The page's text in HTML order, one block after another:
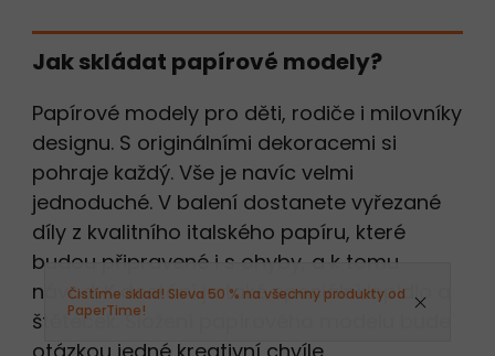
Čistíme sklad! Sleva 50 % na všechny produkty od
PaperTime!
Jak skládat papírové modely?
Papírové modely pro děti, rodiče i milovníky
designu. S originálními dekoracemi si
pohraje každý. Vše je navíc velmi
jednoduché. V balení dostanete vyřezané
díly z kvalitního italského papíru, které
budou připravené i s ohyby, a k tomu
návod. K dostání je také speciální lepidlo a
štěteček. Složení papírového modelu bude